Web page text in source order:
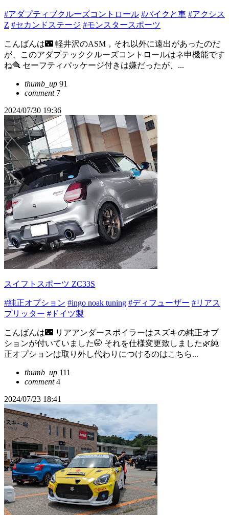
#アダプティブクルーズコントロール #バイクと車 #アクシス
Z #セカンドステージ #モンスタースポーツ
こんばんは🌃 軽井沢のASM，それ以外に遠出があったのだ
が、このアダプテッククルーズコントロールはネ申機能です
ね🪮 セーフティパッケージ付きは嫌だったが、...
thumb_up 91
comment7
2024/07/30 19:36
スイフトスポーツ ZC33S
#純正オプション #ingo noak tuning #ディフューザー #リアス
プリッター #ドイツ製
こんばんは🌃 リアアンダースポイラーはスズキの純正オプ
ションが付いていました🤭 それを仕様変更致しました🌿純
正オプションは取り外し代わりにつけるのはこちら...
thumb_up 111
comment4
2024/07/23 18:41